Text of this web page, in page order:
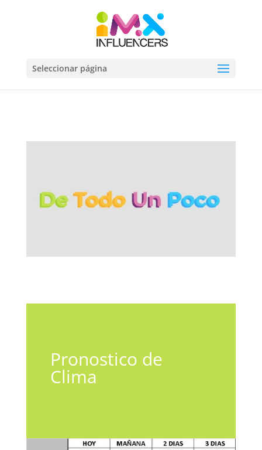
Seleccionar página
Pronostico de
Clima